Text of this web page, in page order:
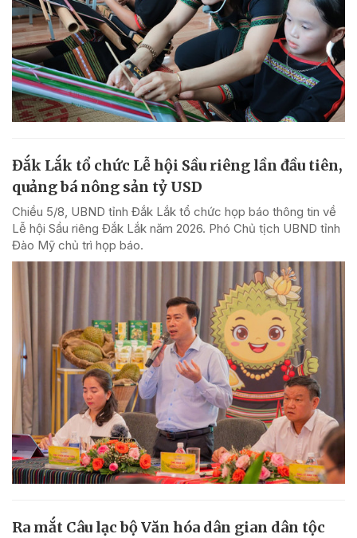
Đắk Lắk tổ chức Lễ hội Sầu riêng lần đầu tiên,
quảng bá nông sản tỷ USD
Chiều 5/8, UBND tỉnh Đắk Lắk tổ chức họp báo thông tin về
Lễ hội Sầu riêng Đắk Lắk năm 2026. Phó Chủ tịch UBND tỉnh
Đào Mỹ chủ trì họp báo.
Ra mắt Câu lạc bộ Văn hóa dân gian dân tộc